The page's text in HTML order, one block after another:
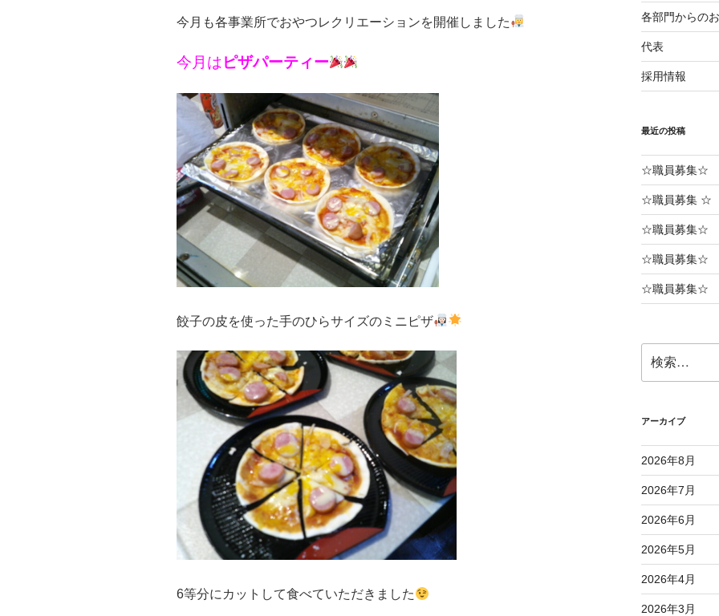
今月も各事業所でおやつレクリエーションを開催しました
今月はピザパーティー
餃子の皮を使った手のひらサイズのミニピザ
6等分にカットして食べていただきました
各部門からの
代表
採用情報
最近の投稿
☆職員募集☆
☆職員募集 ☆
☆職員募集☆
☆職員募集☆
☆職員募集☆
索:
アーカイブ
2026年8月
2026年7月
2026年6月
2026年5月
2026年4月
2026年3月